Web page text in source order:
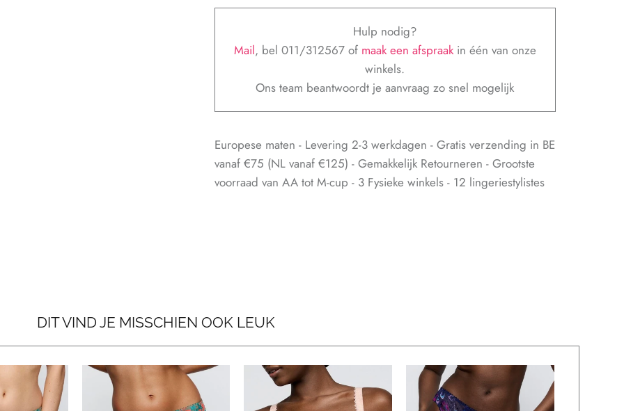
Hulp nodig?
Mail, bel 011/312567 of maak een afspraak in één van onze
winkels.
Ons team beantwoordt je aanvraag zo snel mogelijk
Europese maten - Levering 2-3 werkdagen - Gratis verzending in BE
vanaf €75 (NL vanaf €125) - Gemakkelijk Retourneren - Grootste
voorraad van AA tot M-cup - 3 Fysieke winkels - 12 lingeriestylistes
DIT VIND JE MISSCHIEN OOK LEUK